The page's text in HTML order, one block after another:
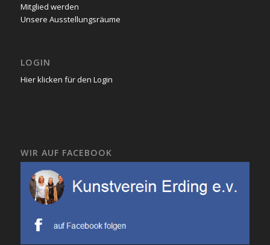
Mitglied werden
Unsere Ausstellungsräume
LOGIN
Hier klicken für den Login
WIR AUF FACEBOOK